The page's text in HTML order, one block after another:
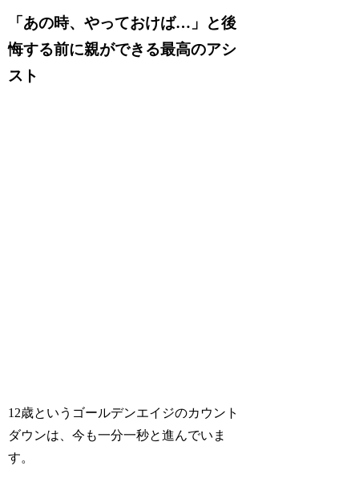
「あの時、やっておけば…」と後
悔する前に親ができる最高のアシ
スト
12歳というゴールデンエイジのカウント
ダウンは、今も一分一秒と進んでいま
す。